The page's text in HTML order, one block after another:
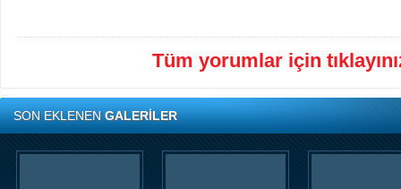
Tüm yorumlar için
SON EKLENENGALERİLER